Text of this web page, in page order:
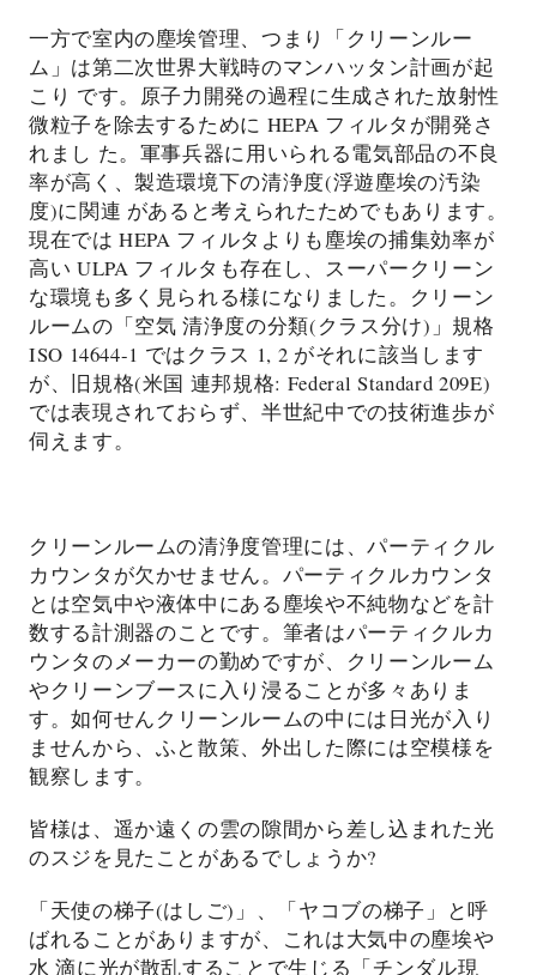
一方で室内の塵埃管理、つまり「クリーンルー
ム」は第二次世界大戦時のマンハッタン計画が起
こり です。原子力開発の過程に生成された放射性
微粒子を除去するために HEPA フィルタが開発さ
れまし た。軍事兵器に用いられる電気部品の不良
率が高く、製造環境下の清浄度(浮遊塵埃の汚染
度)に関連 があると考えられたためでもあります。
現在では HEPA フィルタよりも塵埃の捕集効率が
高い ULPA フィルタも存在し、スーパークリーン
な環境も多く見られる様になりました。クリーン
ルームの「空気 清浄度の分類(クラス分け)」規格
ISO 14644-1 ではクラス 1, 2 がそれに該当します
が、旧規格(米国 連邦規格: Federal Standard 209E)
では表現されておらず、半世紀中での技術進歩が
伺えます。
クリーンルームの清浄度管理には、パーティクル
カウンタが欠かせません。パーティクルカウンタ
とは空気中や液体中にある塵埃や不純物などを計
数する計測器のことです。筆者はパーティクルカ
ウンタのメーカーの勤めですが、クリーンルーム
やクリーンブースに入り浸ることが多々ありま
す。如何せんクリーンルームの中には日光が入り
ませんから、ふと散策、外出した際には空模様を
観察します。
皆様は、遥か遠くの雲の隙間から差し込まれた光
のスジを見たことがあるでしょうか?
「天使の梯子(はしご)」、「ヤコブの梯子」と呼
ばれることがありますが、これは大気中の塵埃や
水 滴に光が散乱することで生じる「チンダル現